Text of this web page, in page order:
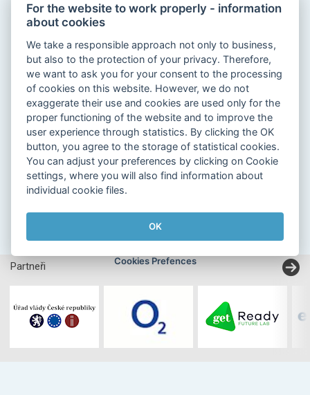
Nadace na ochranu zvířat
Nadace Simony Kijonkové
Nadační fond Kapka naděje
Nadační fond MUŽI PROTI RAKOVINĚ
Nadační fond Slavie
Nadační fond Vltavské filharmonie
Via Comenia nadační fond
Partneři
For the website to work properly - information
about cookies
We take a responsible approach not only to business,
but also to the protection of your privacy. Therefore,
we want to ask you for your consent to the processing
of cookies on this website. However, we do not
exaggerate their use and cookies are used only for the
proper functioning of the website and to improve the
user experience through statistics. By clicking the OK
button, you agree to the storage of statistical cookies.
You can adjust your preferences by clicking on Cookie
settings, where you will also find information about
individual cookie files.
OK
Cookies Prefences